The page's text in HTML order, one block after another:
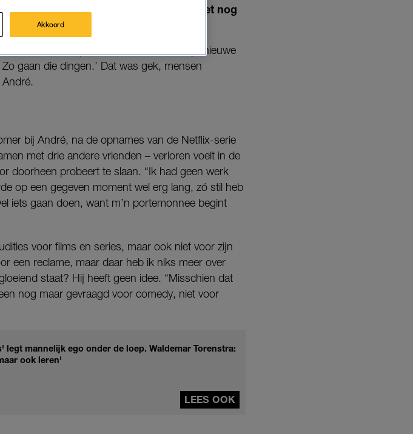
tot buschauffeur: ‘Zó stil heb ik het nog
wanneer hij belt met LINDA. over zijn nieuwe
gaan die dingen.’ Dat was gek, mensen
bij André, na de opnames van de Netflix-serie
met drie andere vrienden – verloren voelt in de
doorheen probeert te slaan. “Ik had geen werk
op een gegeven moment wel erg lang, zó stil heb
iets gaan doen, want m’n portemonnee begint
voor films en series, maar ook niet voor zijn
een reclame, maar daar heb ik niks meer over
staat? Hij heeft geen idee. “Misschien dat
nog maar gevraagd voor comedy, niet voor
legt mannelijk ego onder de loep. Waldemar Torenstra:
ook leren'
LEES OOK
Akkoord